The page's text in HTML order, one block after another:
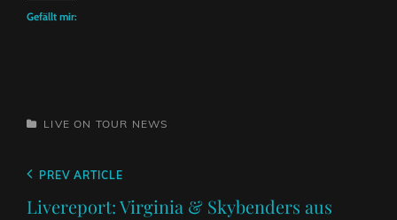
Gefällt mir:
CATEGORIES
LIVE ON TOUR NEWS
Beitragsnavigation
Previous
Post
PREV ARTICLE
Livereport: Virginia & Skybenders aus